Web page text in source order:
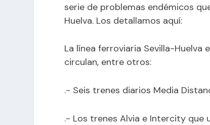
serie de problemas endémicos
Huelva. Los detallamos aquí:
La línea ferroviaria Sevilla-Huelva
circulan, entre otros:
.- Seis trenes diarios Media
.- Los trenes Alvia e Intercity que